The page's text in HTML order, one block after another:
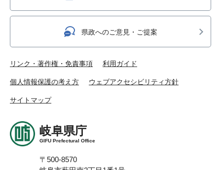
県政へのご意見・ご提案
リンク・著作権・免責事項 利用ガイド
個人情報保護の考え方 ウェブアクセシビリティ方針
サイトマップ
岐阜県庁
GIFU Prefectural Office
〒500-8570